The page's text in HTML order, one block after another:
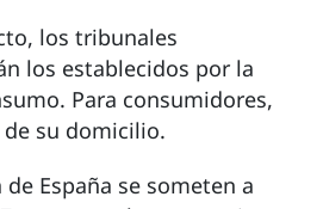
los tribunales
los establecidos por la
Para consumidores,
su domicilio.
España se someten a